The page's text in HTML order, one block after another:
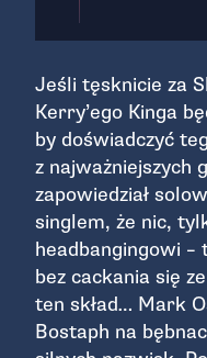
Jeśli tęsknicie za
Kerry’ego Kinga
by doświadczyć
z najważniejszych
zapowiedział
singlem, że nic,
headbangingowi
bez cackania się
ten skład… Mark
Bostaph na